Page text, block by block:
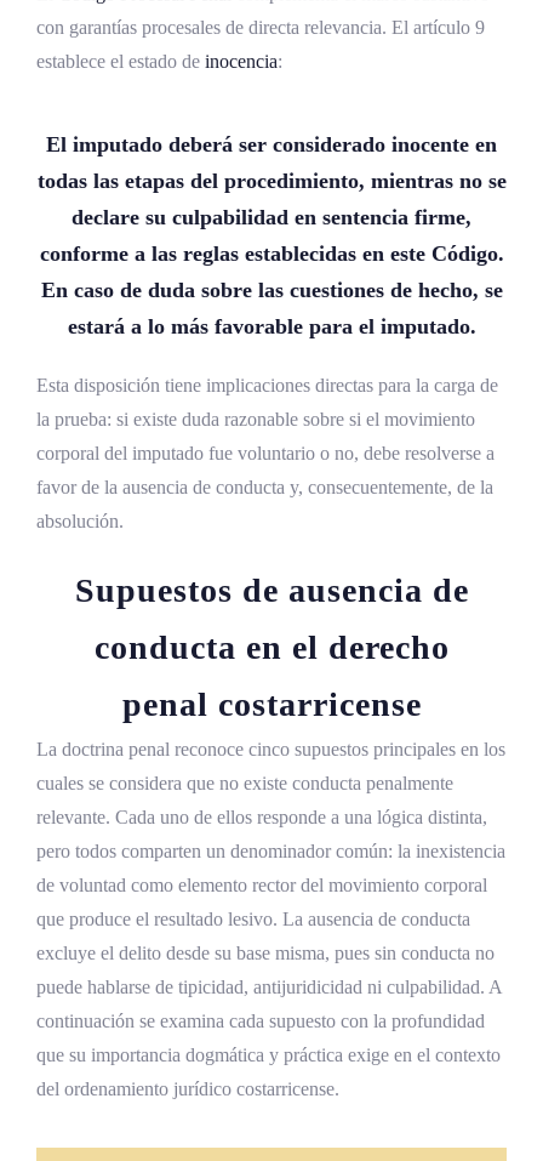
con garantías procesales de directa relevancia. El artículo 9
establece el estado de inocencia:
El imputado deberá ser considerado inocente en
todas las etapas del procedimiento, mientras no se
declare su culpabilidad en sentencia firme,
conforme a las reglas establecidas en este Código.
En caso de duda sobre las cuestiones de hecho, se
estará a lo más favorable para el imputado.
Esta disposición tiene implicaciones directas para la carga de
la prueba: si existe duda razonable sobre si el movimiento
corporal del imputado fue voluntario o no, debe resolverse a
favor de la ausencia de conducta y, consecuentemente, de la
absolución.
Supuestos de ausencia de
conducta en el derecho
penal costarricense
La doctrina penal reconoce cinco supuestos principales en los
cuales se considera que no existe conducta penalmente
relevante. Cada uno de ellos responde a una lógica distinta,
pero todos comparten un denominador común: la inexistencia
de voluntad como elemento rector del movimiento corporal
que produce el resultado lesivo. La ausencia de conducta
excluye el delito desde su base misma, pues sin conducta no
puede hablarse de tipicidad, antijuridicidad ni culpabilidad. A
continuación se examina cada supuesto con la profundidad
que su importancia dogmática y práctica exige en el contexto
del ordenamiento jurídico costarricense.